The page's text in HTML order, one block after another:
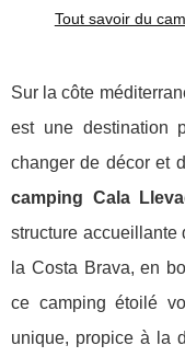
Tout savoir du
Sur la côte
est une destination
changer de décor et
camping Cala
structure accueillante
la Costa Brava, en
ce camping étoilé
unique, propice à la